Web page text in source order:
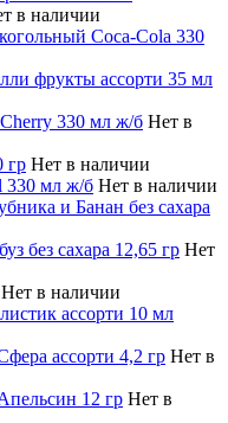
в наличии
Coca-Cola 330
фрукты ассорти 35 мл
330 мл ж/б Нет в
гр Нет в наличии
330 мл ж/б Нет в наличии
и Банан без сахара
без сахара 12,65 гр Нет
Нет в наличии
ассорти 10 мл
ассорти 4,2 гр Нет в
12 гр Нет в